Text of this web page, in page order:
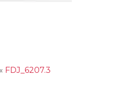
« FDJ_6207.3